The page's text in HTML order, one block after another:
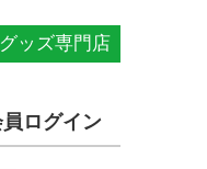
ッズ専門店
ログイン